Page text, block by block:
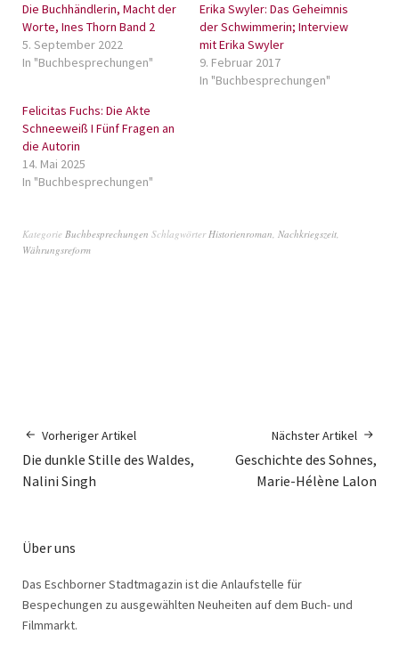
Die Buchhändlerin, Macht der
Worte, Ines Thorn Band 2
5. September 2022
In "Buchbesprechungen"
Erika Swyler: Das Geheimnis
der Schwimmerin; Interview
mit Erika Swyler
9. Februar 2017
In "Buchbesprechungen"
Felicitas Fuchs: Die Akte
Schneeweiß I Fünf Fragen an
die Autorin
14. Mai 2025
In "Buchbesprechungen"
Kategorie Buchbesprechungen SchlagwörterHistorienroman, Nachkriegszeit,
Währungsreform
Vorheriger Artikel
Die dunkle Stille des Waldes,
Nalini Singh
Nächster Artikel
Geschichte des Sohnes,
Marie-Hélène Lalon
Über uns
Das Eschborner Stadtmagazin ist die Anlaufstelle für
Bespechungen zu ausgewählten Neuheiten auf dem Buch- und
Filmmarkt.